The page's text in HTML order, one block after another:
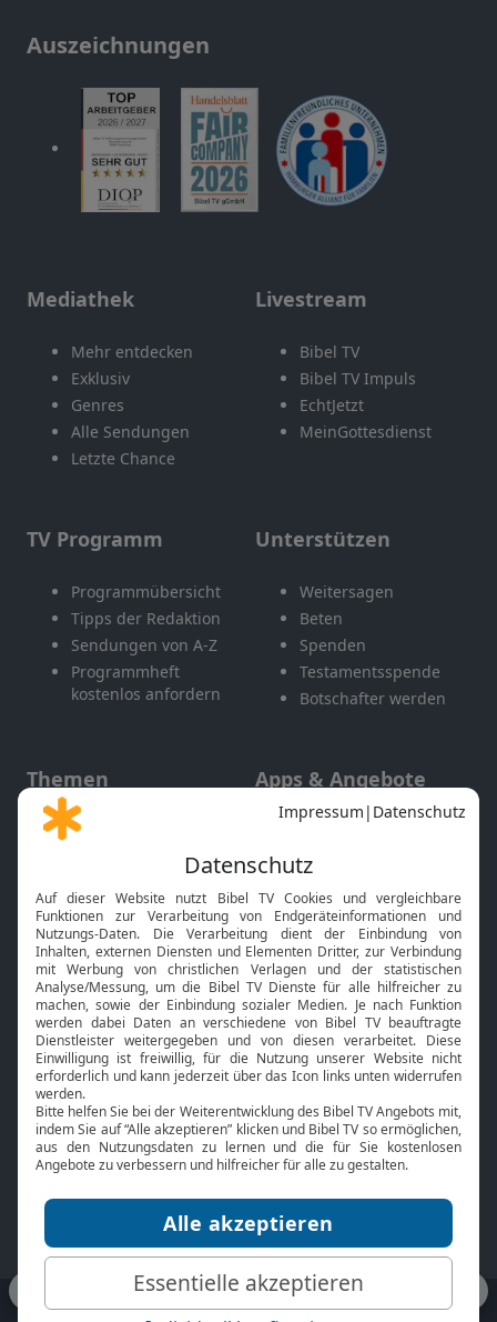
Auszeichnungen
Mediathek
Mehr entdecken
Exklusiv
Genres
Alle Sendungen
Letzte Chance
Livestream
Bibel TV
Bibel TV Impuls
EchtJetzt
MeinGottesdienst
TV Programm
Programmübersicht
Tipps der Redaktion
Sendungen von A-Z
Programmheft
kostenlos anfordern
Unterstützen
Weitersagen
Beten
Spenden
Testamentsspende
Botschafter werden
Themen
Gott und Bibel erklärt
Neuigkeiten
Apps & Angebote
Mobile App
Smart TV
HbbTV
Bibelthek Online-Bibel
Nächster Gottesdienst
Bibel TV
Über uns
Jobs
Mediadaten
Service
Kontakt
TV-Empfang
bibeltv.de: Impressum
Datenschutz